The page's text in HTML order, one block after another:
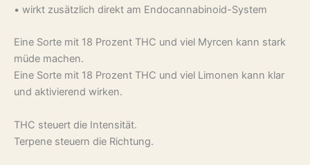
• wirkt zusätzlich direkt am Endocannabinoid-System
Eine Sorte mit 18 Prozent THC und viel Myrcen kann stark
müde machen.
Eine Sorte mit 18 Prozent THC und viel Limonen kann klar
und aktivierend wirken.
THC steuert die Intensität.
Terpene steuern die Richtung.